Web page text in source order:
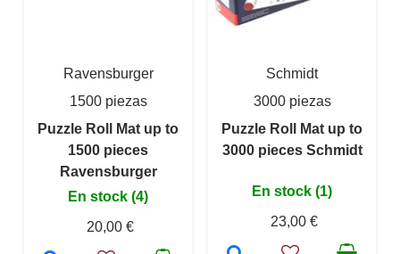
Ravensburger
1500 piezas
Puzzle Roll Mat up to
1500 pieces
Ravensburger
En stock (4)
20,00 €
Schmidt
3000 piezas
Puzzle Roll Mat up to
3000 pieces Schmidt
En stock (1)
23,00 €